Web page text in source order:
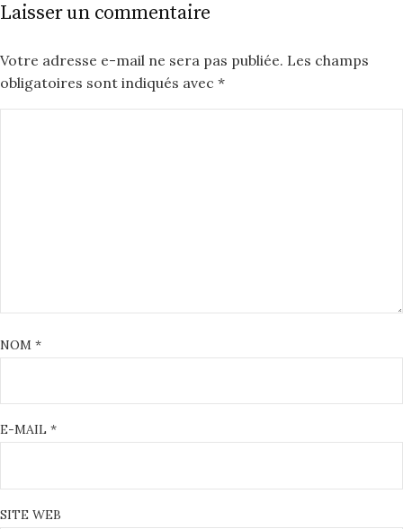
Laisser un commentaire
Votre adresse e-mail ne sera pas publiée. Les champs
obligatoires sont indiqués avec *
NOM *
E-MAIL *
SITE WEB